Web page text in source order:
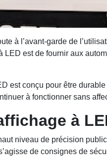
à l’avant-garde de
est de fournir aux
conçu pour être
à fonctionner sans
à
niveau de précision
de consignes de